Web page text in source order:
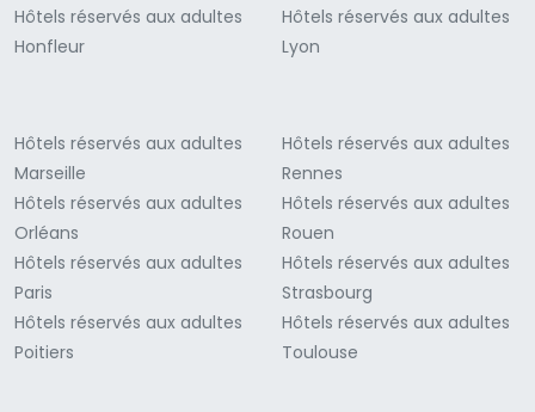
Hôtels réservés aux adultes
Honfleur
Hôtels réservés aux adultes
Lyon
Hôtels réservés aux adultes
Marseille
Hôtels réservés aux adultes
Orléans
Hôtels réservés aux adultes
Paris
Hôtels réservés aux adultes
Poitiers
Hôtels réservés aux adultes
Rennes
Hôtels réservés aux adultes
Rouen
Hôtels réservés aux adultes
Strasbourg
Hôtels réservés aux adultes
Toulouse